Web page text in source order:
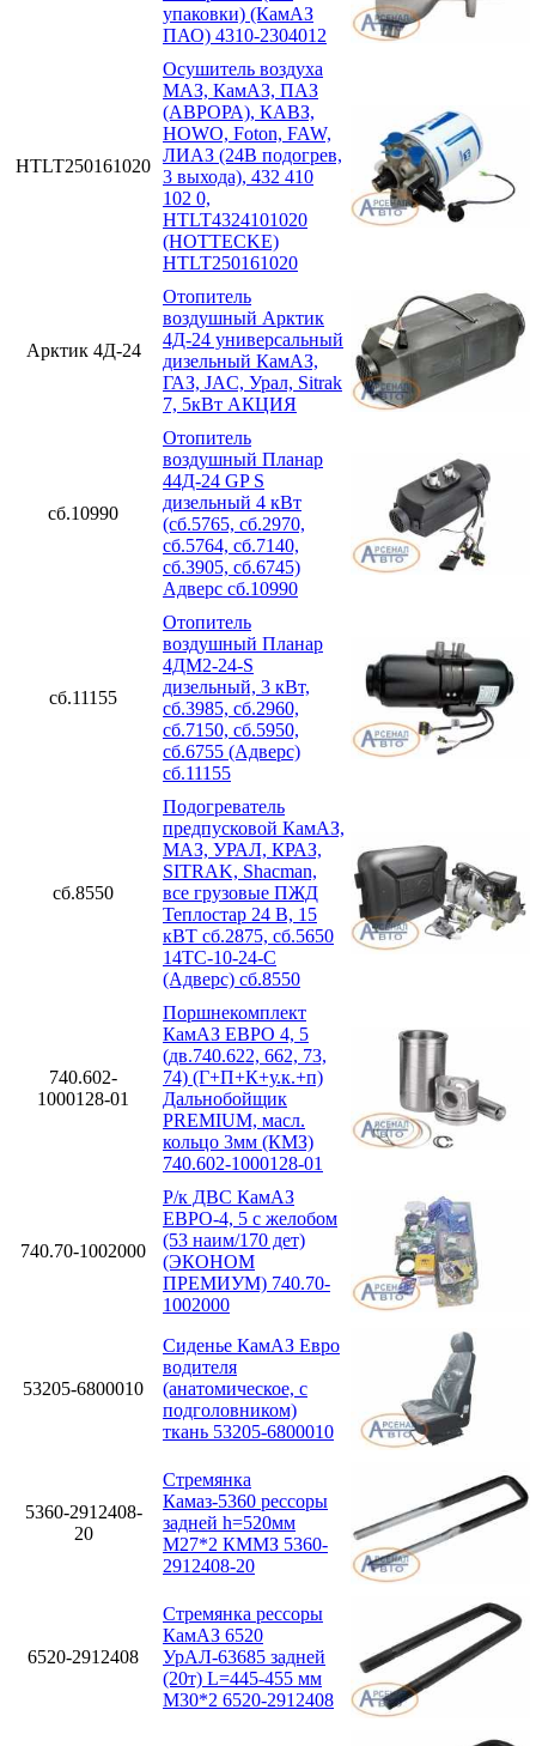
упаковки) (КамАЗ
ПАО) 4310-2304012
HTLT250161020
Осушитель воздуха
МАЗ, КамАЗ, ПАЗ
(АВРОРА), КАВЗ,
HOWO, Foton, FAW,
ЛИАЗ (24В подогрев,
3 выхода), 432 410
102 0,
HTLT4324101020
(HOTTECKE)
HTLT250161020
Арктик 4Д-24
Отопитель
воздушный Арктик
4Д-24 универсальный
дизельный КамАЗ,
ГАЗ, JAC, Урал, Sitrak
7, 5кВт АКЦИЯ
сб.10990
Отопитель
воздушный Планар
44Д-24 GP S
дизельный 4 кВт
(сб.5765, сб.2970,
сб.5764, сб.7140,
сб.3905, сб.6745)
Адверс сб.10990
сб.11155
Отопитель
воздушный Планар
4ДМ2-24-S
дизельный, 3 кВт,
сб.3985, сб.2960,
сб.7150, сб.5950,
сб.6755 (Адверс)
сб.11155
сб.8550
Подогреватель
предпусковой КамАЗ,
МАЗ, УРАЛ, КРАЗ,
SITRAK, Shacman,
все грузовые ПЖД
Теплостар 24 В, 15
кВТ сб.2875, сб.5650
14ТС-10-24-С
(Адверс) сб.8550
740.602-
1000128-01
Поршнекомплект
КамАЗ ЕВРО 4, 5
(дв.740.622, 662, 73,
74) (Г+П+К+у.к.+п)
Дальнобойщик
PREMIUM, масл.
кольцо 3мм (КМЗ)
740.602-1000128-01
740.70-1002000
Р/к ДВС КамАЗ
ЕВРО-4, 5 с желобом
(53 наим/170 дет)
(ЭКОНОМ
ПРЕМИУМ) 740.70-
1002000
53205-6800010
Сиденье КамАЗ Евро
водителя
(анатомическое, с
подголовником)
ткань 53205-6800010
5360-2912408-
20
Стремянка
Камаз-5360 рессоры
задней h=520мм
М27*2 КММЗ 5360-
2912408-20
6520-2912408
Стремянка рессоры
КамАЗ 6520
УрАЛ-63685 задней
(20т) L=445-455 мм
М30*2 6520-2912408